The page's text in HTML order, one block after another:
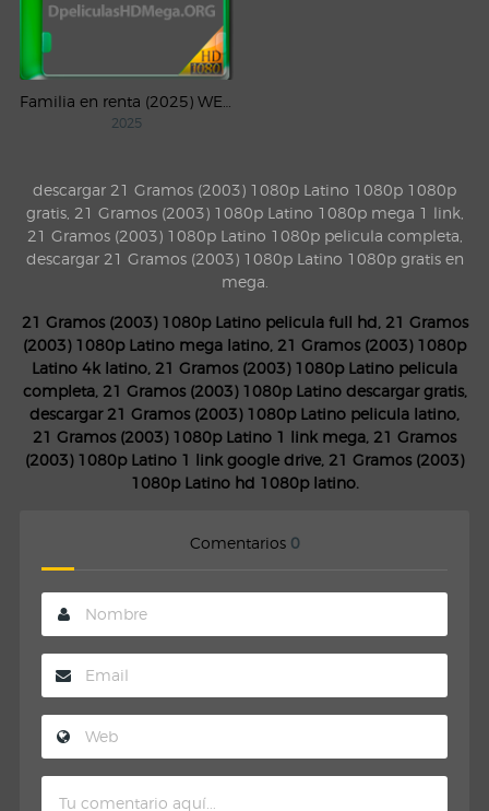
2025
descargar 21 Gramos (2003) 1080p Latino 1080p 1080p
gratis, 21 Gramos (2003) 1080p Latino 1080p mega 1 link,
21 Gramos (2003) 1080p Latino 1080p pelicula completa,
descargar 21 Gramos (2003) 1080p Latino 1080p gratis en
mega.
21 Gramos (2003) 1080p Latino pelicula full hd, 21 Gramos
(2003) 1080p Latino mega latino, 21 Gramos (2003) 1080p
Latino 4k latino, 21 Gramos (2003) 1080p Latino pelicula
completa, 21 Gramos (2003) 1080p Latino descargar gratis,
descargar 21 Gramos (2003) 1080p Latino pelicula latino,
21 Gramos (2003) 1080p Latino 1 link mega, 21 Gramos
(2003) 1080p Latino 1 link google drive, 21 Gramos (2003)
1080p Latino hd 1080p latino.
Comentarios 0